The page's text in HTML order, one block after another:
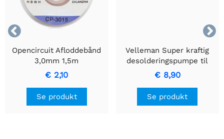


Opencircuit Afloddebånd
3,0mm 1,5m
€ 2,10
Se produkt
Velleman Super kraftig
desolderingspumpe til
effektiv aflodning
€ 8,90
Se produkt